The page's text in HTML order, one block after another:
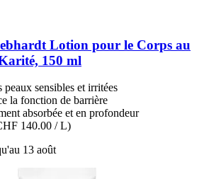
Lotion pour le Corps au
150 ml
peaux sensibles et irritées
la fonction de barrière
absorbée et en profondeur
140.00 / L)
13 août